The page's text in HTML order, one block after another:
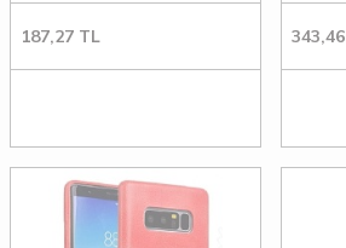
187,27 TL 343,46